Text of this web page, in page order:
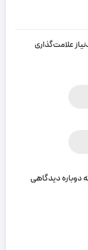
علامت‌گذاری
دوباره دیدگاهی